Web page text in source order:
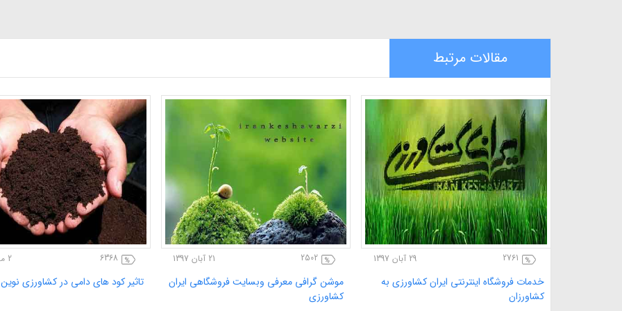
مقالات مرتبط
2502 21 آبان 1397
موشن گرافی معرفی وبسایت
2761 29 آبان 1397
خدمات فروشگاه اینترنتی ایران کشاورزی به
کشاورزان
3859 3 آذر 1397
خدمات فروشگاه اینترنتی ایران کشاورزی به
باغچه داران و خانه دار ها